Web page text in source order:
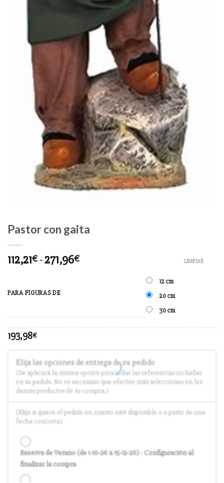
Pastor con gaita
112,21€ -271,96€
PARA FIGURAS DE
12 cm
20 cm
30 cm
LIMPIAR
193,98€
Elija las opciones de entrega de su pedido
(Se aplicará la misma opción para todas las referencias incluidas
en su pedido. No es necesario que efectúe más selecciones en los
demás productos de su compra.)
(Elija si quiere el pedido en cuanto esté disponible o a partir de una
fecha concreta)
Reserva de Verano (de 1-10-26 a 15-12-26) - Configuración al
finalizar la compra